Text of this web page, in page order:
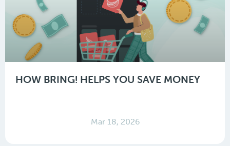
HOW BRING! HELPS YOU SAVE MONEY
Mar 18, 2026